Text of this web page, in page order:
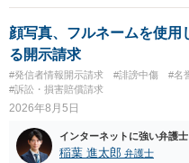
みてはいかがでしょうか。 ま
であれば）書面で退所意思の明
顔写真、フルネームを使用
る開示請求
#発信者情報開示請求 #誹謗中傷 #名
#訴訟・損害賠償請求
2026年8月5日
インターネットに強い弁護士
稲葉 進太郎 弁護士